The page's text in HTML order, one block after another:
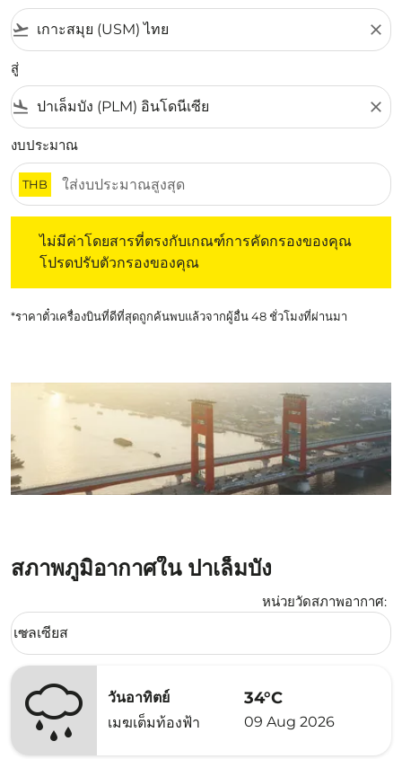
flight_takeoff close
สู่
flight_land close
งบประมาณ
THB
ไม่มีค่าโดยสารที่ตรงกับเกณฑ์การคัดกรองของคุณ
โปรดปรับตัวกรองของคุณ
*ราคาตั๋วเครื่องบินที่ดีที่สุดถูกค้นพบแล้วจากผู้อื่น 48 ชั่วโมงที่ผ่านมา
สภาพภูมิอากาศใน ปาเล็มบัง
หน่วยวัดสภาพอากาศ:
Weather unit option เซลเซียส Selected
เซลเซียส
keyboard_arrow_down
วันอาทิตย์
เมฆเต็มท้องฟ้า
34°C
09 Aug 2026